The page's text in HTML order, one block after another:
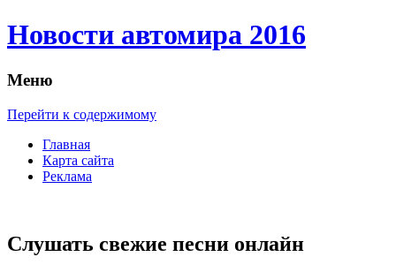
Новости автомира 2016
Меню
Перейти к содержимому
Главная
Карта сайта
Реклама
Слушать свежие песни онлайн